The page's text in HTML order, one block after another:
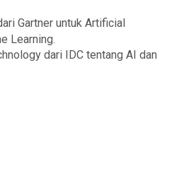
Gartner untuk Artificial
Learning.
dari IDC tentang AI dan